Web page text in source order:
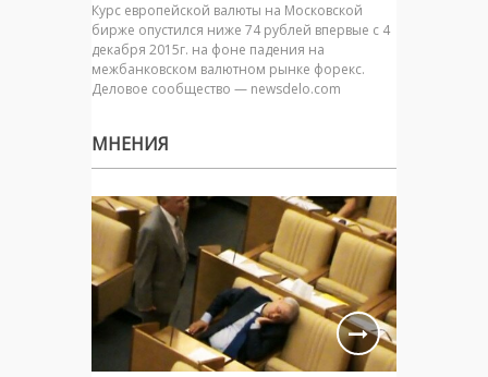
Курс европейской валюты на Московской
бирже опустился ниже 74 рублей впервые с 4
декабря 2015г. на фоне падения на
межбанковском валютном рынке форекс.
Деловое сообщество — newsdelo.com
МНЕНИЯ